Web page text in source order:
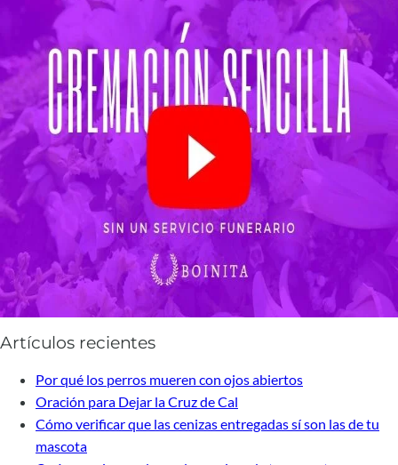
Artículos recientes
Por qué los perros mueren con ojos abiertos
Oración para Dejar la Cruz de Cal
Cómo verificar que las cenizas entregadas sí son las de tu
mascota